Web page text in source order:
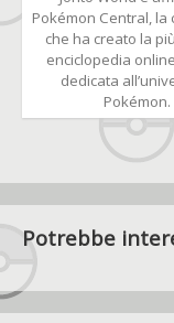
Pokémon Central, la
che ha creato la
enciclopedia
dedicata
Pokémon.
Potrebbe